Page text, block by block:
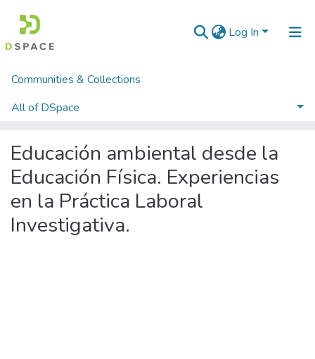
Log In
Communities & Collections
All of DSpace
Home Tesis
Tesis de Grado - UCf
Licenciatura en Cultura Física
Educación ambiental desde la
Educación Física. Experiencias
en la Práctica Laboral
Investigativa.